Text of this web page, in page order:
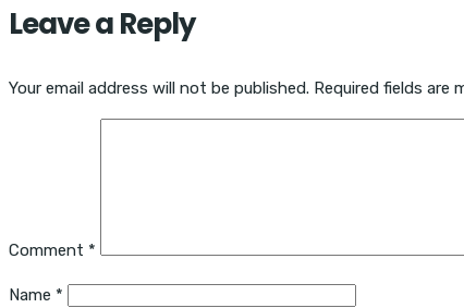
Leave a Reply
Your email address will not be published. Required fields are
Comment *
Name *